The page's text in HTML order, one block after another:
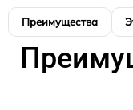
Преимущества